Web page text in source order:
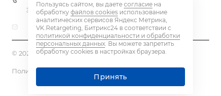
Заказать звонок
caps@eq-mail.ru
© 2026 ENCAPSULATOR.RU
Политика конфиденциальности
Пользуясь сайтом, вы даете согласие на
обработку файлов cookies использование
аналитических сервисов Яндекс Метрика,
VK.Retargeting, Битрикс24 в соответствии с
политикой конфиденциальности и обработки
персональных данных. Вы можете запретить
обработку cookies в настройках браузера.
Принять